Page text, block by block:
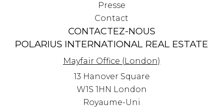
Presse
Contact
CONTACTEZ-NOUS
POLARIUS INTERNATIONAL REAL ESTATE
Mayfair Office (London)
13 Hanover Square
W1S 1HN London
Royaume-Uni